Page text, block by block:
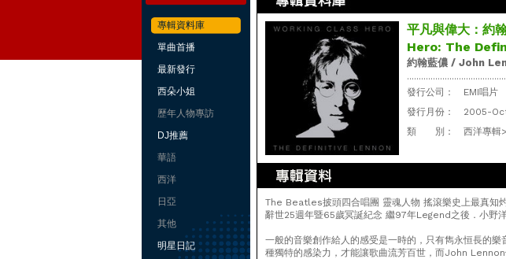
專輯資料庫
單曲首播
最新發行
西朵小姐
歷年人物專訪
DJ推薦
華語
西洋
日亞
其他
明星日記
平凡與偉大：約
Hero: The
約翰藍儂 / John
發行公司：
EMI唱片
發行月份：
2005-
類 別：
西洋專輯
The Beatles披頭四合唱團 靈魂人物 搖滾樂史上最真知
辭世25週年暨65歲冥誕紀念 繼97年Legend之後．小野
一般的音樂創作給人的感受是一時的，只有雋永恒長的
種獨特的感染力，才能讓歌曲流芳百世，而John Lennon